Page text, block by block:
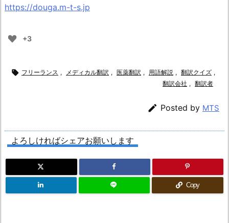
https://douga.m-t-s.jp
+3
 フリーランス , メディカル翻訳 , 医薬翻訳 , 用語解説 , 翻訳クイズ ,
翻訳会社 , 翻訳者
 Posted by MTS
よろしければシェアお願いします
Copy